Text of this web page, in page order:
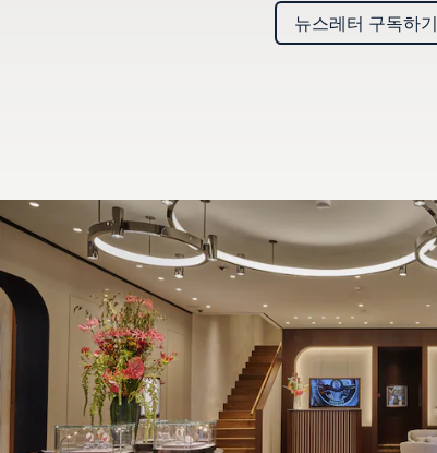
뉴스레터 구독하기